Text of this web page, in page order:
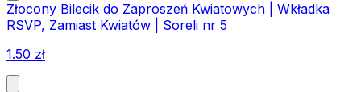
Złocony Bilecik do Zaproszeń Kwiatowych | Wkładka
RSVP, Zamiast Kwiatów | Soreli nr 5
1.50 zł